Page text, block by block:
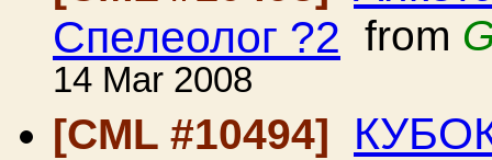
Спелеолог ?2 from
14 Mar 2008
[CML #10494]